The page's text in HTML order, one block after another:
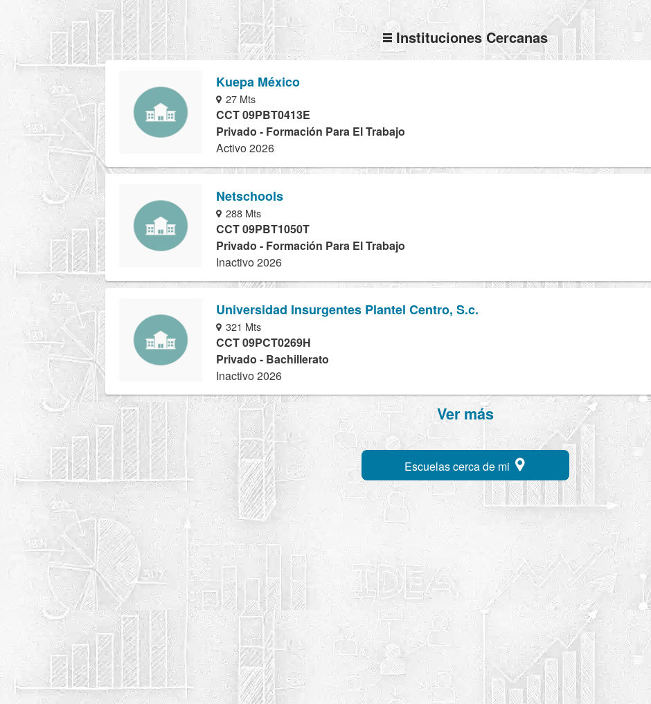
Instituciones Cercanas
Kuepa México
27 Mts
CCT 09PBT0413E
Privado - Formación Para El Trabajo
Activo 2026
Netschools
288 Mts
CCT 09PBT1050T
Privado - Formación Para El Trabajo
Inactivo 2026
Universidad Insurgentes Plantel Centro, S.c.
321 Mts
CCT 09PCT0269H
Privado - Bachillerato
Inactivo 2026
Ver más
Escuelas cerca de mi